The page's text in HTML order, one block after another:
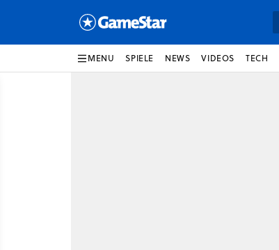
MENU SPIELE NEWS VIDEOS TECH